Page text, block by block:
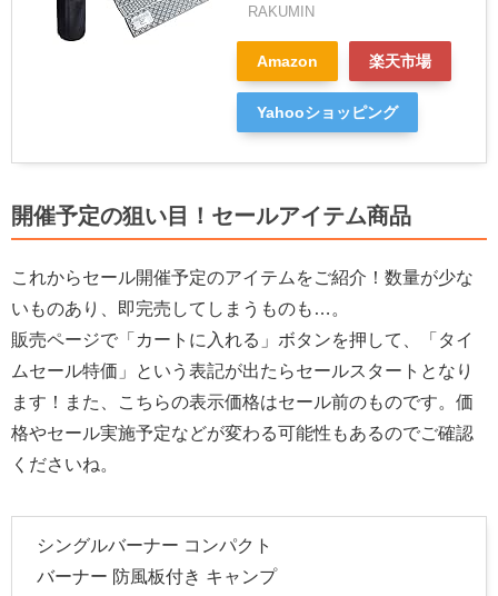
RAKUMIN
Amazon 楽天市場
Yahooショッピング
開催予定の狙い目！セールアイテム商品
これからセール開催予定のアイテムをご紹介！数量が少な
いものあり、即完売してしまうものも…。
販売ページで「カートに入れる」ボタンを押して、「タイ
ムセール特価」という表記が出たらセールスタートとなり
ます！また、こちらの表示価格はセール前のものです。価
格やセール実施予定などが変わる可能性もあるのでご確認
くださいね。
シングルバーナー コンパクト
バーナー 防風板付き キャンプ